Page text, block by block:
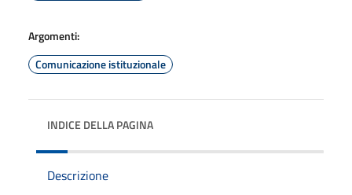
Argomenti:
Comunicazione istituzionale
INDICE DELLA PAGINA
Descrizione